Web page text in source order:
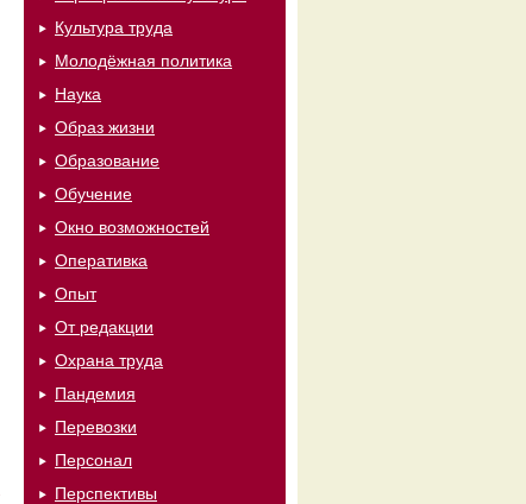
Культура труда
Молодёжная политика
Наука
Образ жизни
Образование
Обучение
Окно возможностей
Оперативка
Опыт
От редакции
Охрана труда
Пандемия
Перевозки
Персонал
Перспективы